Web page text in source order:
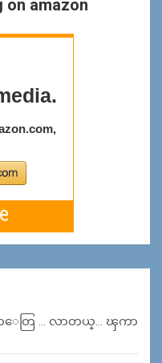
on amazon
ာေတြ … လာတယ္… ၾကာ